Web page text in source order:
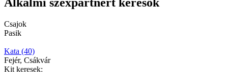
Csajok
Pasik
Kata (40)
Fejér, Csákvár
Kit keresek: